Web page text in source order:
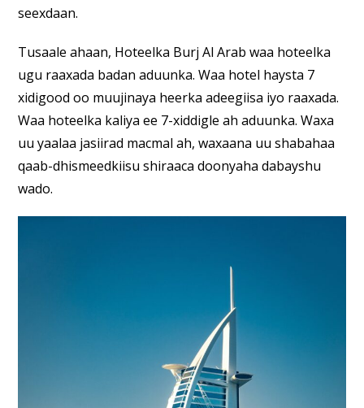
seexdaan.
Tusaale ahaan, Hoteelka Burj Al Arab waa hoteelka
ugu raaxada badan aduunka. Waa hotel haysta 7
xidigood oo muujinaya heerka adeegiisa iyo raaxada.
Waa hoteelka kaliya ee 7-xiddigle ah aduunka. Waxa
uu yaalaa jasiirad macmal ah, waxaana uu shabahaa
qaab-dhismeedkiisu shiraaca doonyaha dabayshu
wado.